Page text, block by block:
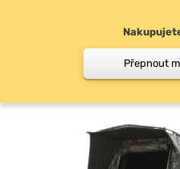
Přepnout